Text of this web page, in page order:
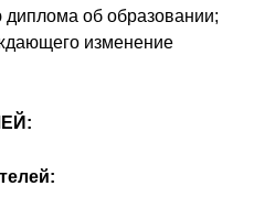
об образовании;
изменение